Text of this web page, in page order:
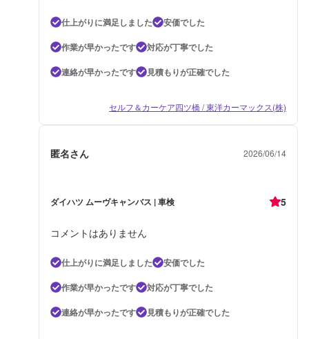
仕上がりに満足しました
安価でした
作業が早かったです
対応が丁寧でした
連絡が早かったです
見積もりが正確でした
セルフ＆カーケア四ツ橋 / 東洋カーマックス(株)
匿名さん 2026/06/14
ダイハツ ムーヴキャンバス | 車検 5
コメントはありません
仕上がりに満足しました
安価でした
作業が早かったです
対応が丁寧でした
連絡が早かったです
見積もりが正確でした